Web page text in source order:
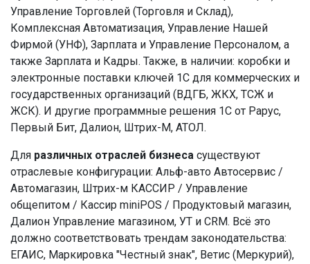
Управление Торговлей (Торговля и Склад),
Комплексная Автоматизация, Управление Нашей
Фирмой (УНФ), Зарплата и Управление Персоналом, а
также Зарплата и Кадры. Также, в наличии: коробки и
электронные поставки ключей 1С для коммерческих и
государственных организаций (ВДГБ, ЖКХ, ТСЖ и
ЖСК). И другие программные решения 1С от Рарус,
Первый Бит, Далион, Штрих-М, АТОЛ.
Для различных отраслей бизнеса существуют
отраслевые конфигурации: Альф-авто Автосервис /
Автомагазин, Штрих-м КАССИР / Управление
общепитом / Кассир miniPOS / Продуктовый магазин,
Далион Управление магазином, УТ и CRM. Всё это
должно соответствовать трендам законодательства:
ЕГАИС, Маркировка "Честный знак", Ветис (Меркурий),